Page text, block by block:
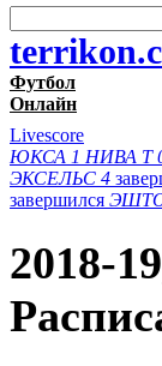
Футбол
Онлайн
Livescore
ЮКСА 1 НИВА Т
ЭКСЕЛЬС 4
завершился
2018-